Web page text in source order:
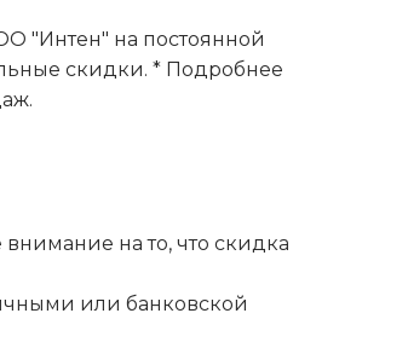
"Интен" на постоянной
скидки. * Подробнее
на то, что скидка
или банковской